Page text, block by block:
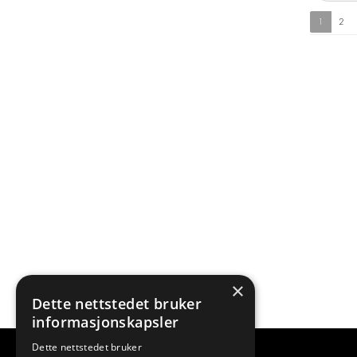
1 2
×
Dette nettstedet bruker
informasjonskapsler
Dette nettstedet bruker